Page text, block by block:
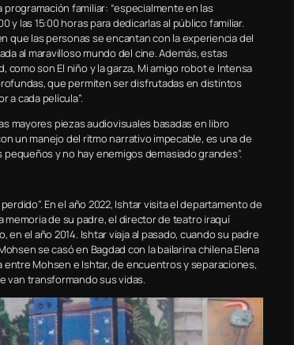
familiar: “especialmente en las
las 15:00 horas para dedicarlas al público familiar.
que las personas se encantan con la experiencia del
al maravilloso mundo del cine. Además, estas
son El niño y la garza, Mi amigo robot e Intensa
que permiten ser disfrutadas en distintos
a cada película”.
mayores piezas audiovisuales basadas en libro
un manejo del ritmo narrativo impecable, es una de
y no hay enemigos demasiado grandes”.
En el año 2022, Ishtar visita el departamento de
memoria de su padre, el director de teatro iraquí
el año 2014. Ishtar viaja al pasado, cuando su padre
se casó en Bagdad con la bailarina chilena Elena
Mohsen e Ishtar, de encuentros y separaciones,
van transformando sus vidas.